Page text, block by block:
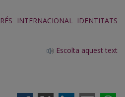
INTERNACIONAL IDENTITATS
Escolta aquest text